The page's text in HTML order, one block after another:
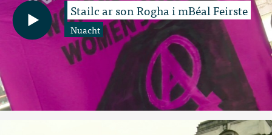
Stailc ar son Rogha i mBéal Feirste
Nuacht